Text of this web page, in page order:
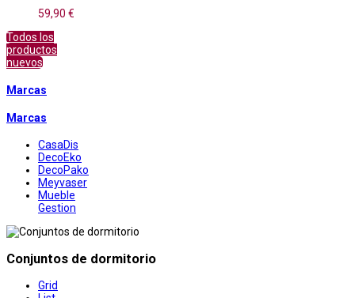
59,90 €
Todos los
productos
nuevos
Marcas
Marcas
CasaDis
DecoEko
DecoPako
Meyvaser
Mueble
Gestion
Conjuntos de dormitorio
Grid